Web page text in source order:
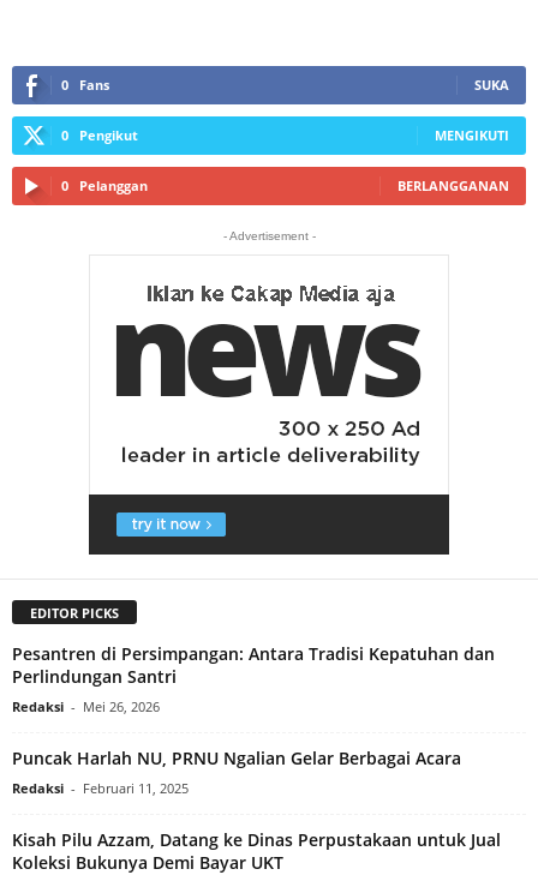
0 Fans SUKA
0 Pengikut MENGIKUTI
0 Pelanggan BERLANGGANAN
- Advertisement -
EDITOR PICKS
Pesantren di Persimpangan: Antara Tradisi Kepatuhan dan
Perlindungan Santri
Redaksi - Mei 26, 2026
Puncak Harlah NU, PRNU Ngalian Gelar Berbagai Acara
Redaksi - Februari 11, 2025
Kisah Pilu Azzam, Datang ke Dinas Perpustakaan untuk Jual
Koleksi Bukunya Demi Bayar UKT